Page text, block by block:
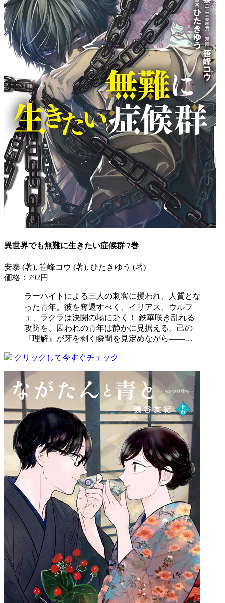
異世界でも無難に生きたい症候群 7巻
安泰 (著), 笹峰コウ (著), ひたきゆう (著)
価格：792円
ラーハイトによる三人の刺客に攫われ、人質とな
った青年。彼を奪還すべく、イリアス、ウルフ
ェ、ラクラは決闘の場に赴く！ 鉄華咲き乱れる
攻防を、囚われの青年は静かに見据える。己の
『理解』が牙を剥く瞬間を見定めながら――…
クリックして今すぐチェック